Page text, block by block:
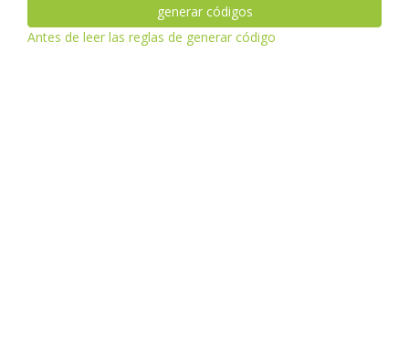
generar códigos
Antes de leer las reglas de generar código